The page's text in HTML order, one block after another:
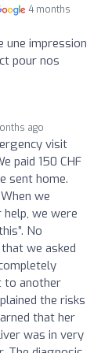
4 months
une impression
pour nos
ago
visit
paid 150 CHF
sent home.
we
we were
No
we asked
to another
the risks
that her
was in very